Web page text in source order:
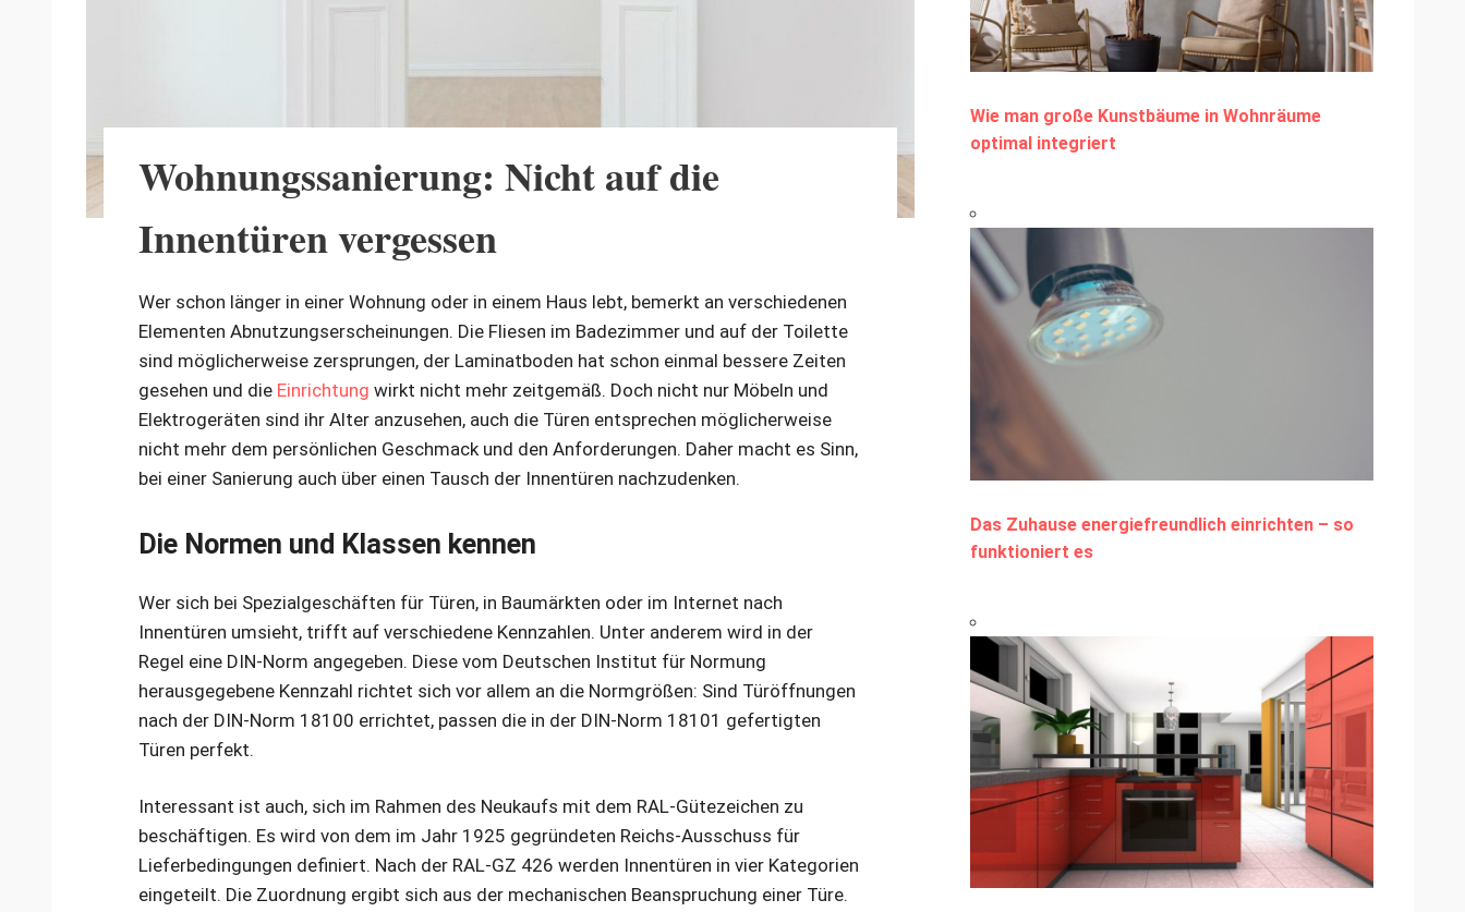
Wohnungssanierung: Nicht auf die
Innentüren vergessen
Wer schon länger in einer Wohnung oder in einem Haus lebt, bemerkt an verschiedenen
Elementen Abnutzungserscheinungen. Die Fliesen im Badezimmer und auf der Toilette
sind möglicherweise zersprungen, der Laminatboden hat schon einmal bessere Zeiten
gesehen und die Einrichtung wirkt nicht mehr zeitgemäß. Doch nicht nur Möbeln und
Elektrogeräten sind ihr Alter anzusehen, auch die Türen entsprechen möglicherweise
nicht mehr dem persönlichen Geschmack und den Anforderungen. Daher macht es Sinn,
bei einer Sanierung auch über einen Tausch der Innentüren nachzudenken.
Die Normen und Klassen kennen
Wer sich bei Spezialgeschäften für Türen, in Baumärkten oder im Internet nach
Innentüren umsieht, trifft auf verschiedene Kennzahlen. Unter anderem wird in der
Regel eine DIN-Norm angegeben. Diese vom Deutschen Institut für Normung
herausgegebene Kennzahl richtet sich vor allem an die Normgrößen: Sind Türöffnungen
nach der DIN-Norm 18100 errichtet, passen die in der DIN-Norm 18101 gefertigten
Türen perfekt.
Interessant ist auch, sich im Rahmen des Neukaufs mit dem RAL-Gütezeichen zu
beschäftigen. Es wird von dem im Jahr 1925 gegründeten Reichs-Ausschuss für
Lieferbedingungen definiert. Nach der RAL-GZ 426 werden Innentüren in vier Kategorien
eingeteilt. Die Zuordnung ergibt sich aus der mechanischen Beanspruchung einer Türe.
Wie man große Kunstbäume in Wohnräume
optimal integriert
Das Zuhause energiefreundlich einrichten – so
funktioniert es